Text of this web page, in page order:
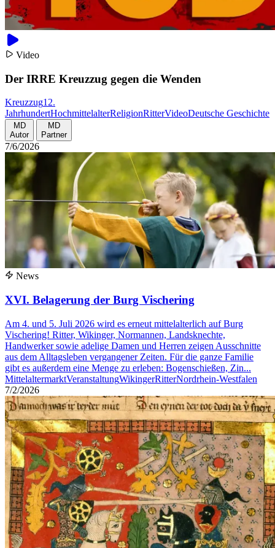
Video
Der IRRE Kreuzzug gegen die Wenden
Kreuzzug12.
JahrhundertHochmittelalterReligionRitterVideoDeutsche Geschichte
MD
Autor
MD
Partner
7/6/2026
News
XVI. Belagerung der Burg Vischering
Am 4. und 5. Juli 2026 wird es erneut mittelalterlich auf Burg
Vischering! Ritter, Wikinger, Normannen, Landsknechte,
Handwerker sowie adelige Damen und Herren zeigen Ausschnitte
aus dem Alltagsleben vergangener Zeiten. Für die ganze Familie
gibt es außerdem eine Menge zu erleben: Bogenschießen, Zin...
MittelaltermarktVeranstaltungWikingerRitterNordrhein-Westfalen
7/2/2026